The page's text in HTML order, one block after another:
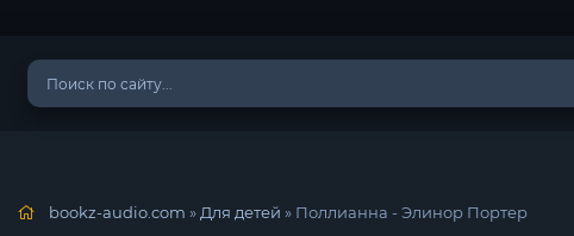
bookz-audio.com » Для детей » Поллианна - Элинор Портер